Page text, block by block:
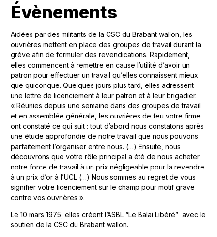
Évènements
Aidées par des militants de la CSC du Brabant wallon, les
ouvrières mettent en place des groupes de travail durant la
grève afin de formuler des revendications. Rapidement,
elles commencent à remettre en cause l’utilité d’avoir un
patron pour effectuer un travail qu’elles connaissent mieux
que quiconque. Quelques jours plus tard, elles adressent
une lettre de licenciement à leur patron et à leur brigadier.
« Réunies depuis une semaine dans des groupes de travail
et en assemblée générale, les ouvrières de feu votre firme
ont constaté ce qui suit : tout d’abord nous constatons après
une étude approfondie de notre travail que nous pouvons
parfaitement l’organiser entre nous. (…) Ensuite, nous
découvrons que votre rôle principal a été de nous acheter
notre force de travail à un prix négligeable pour la revendre
à un prix d’or à l’UCL (…) Nous sommes au regret de vous
signifier votre licenciement sur le champ pour motif grave
contre vos ouvrières ».
Le 10 mars 1975, elles créent l’ASBL “Le Balai Libéré” avec le
soutien de la CSC du Brabant wallon.